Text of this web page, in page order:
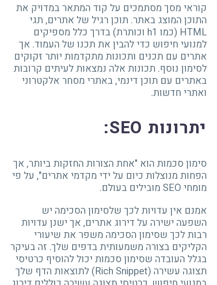
קוראי מסך מסתמכים על קוד המתאר במדויק את
התוכן המוצג באתר. תוכן רגיל של אתרים, תגי
HTML (כמו h1 וכותרת) בדרך כלל מספיקים
למנועי חיפוש כדי להבין את תכנו של העמוד. אך
אתרים עם תכנים ותכונות מתקדמות יותר זקוקים
לסימון נוסף. תכונות אלה נמצאות לעיתים קרובות
באתרים עם תוכן דינמי, באתרי מסחר אלקטרוני
ואתרי חדשות.
יתרונות SEO
:
סימון סכמות הוא "אחת הצורות החזקות ביותר, אך
הפחות מנוצלות כיום על ידי מקדמי אתרים", על פי
מומחי SEO מובילים בעולם.
אמנם אין עדויות לכך שלסימון הסכימה יש
השפעה ישירה על דירוג אתרים, אך ישנן עדויות
רבות לכך שסימון הסכימה משפר את שיעורי
הקליקים בצורה משמעותית בדפים שלך. זה בעיקר
בגלל העובדה שסימון סכמות יכול להוסיף כרטיסי
תצוגה עשירה (Rich Snippet) לתוצאות הדף שלך